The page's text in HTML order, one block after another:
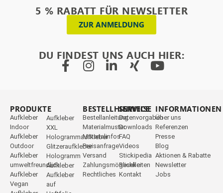
5 % RABATT FÜR NEWSLETTER
ZUR ANMELDUNG
DU FINDEST UNS AUCH HIER:
PRODUKTE
Aufkleber
Indoor
Aufkleber
Outdoor
Aufkleber
umweltfreundlich
Aufkleber
Vegan
_
Aufkleber
XXL
Hologrammaufkleber
Glitzeraufkleber
Hologramm
Aufkleber
Aufkleber
auf
BESTELLHINWEISE
Bestellanleitung
Materialmuster
Materialinfos
Preisanfrage
Versand
Zahlungsmöglichkeiten
Rechtliches
SERVICE
Datenvorgaben
Downloads
FAQ
Videos
Stickipedia
Reseller
Kontakt
INFORMATIONEN
Über uns
Referenzen
Presse
Blog
Aktionen & Rabatte
Newsletter
Jobs